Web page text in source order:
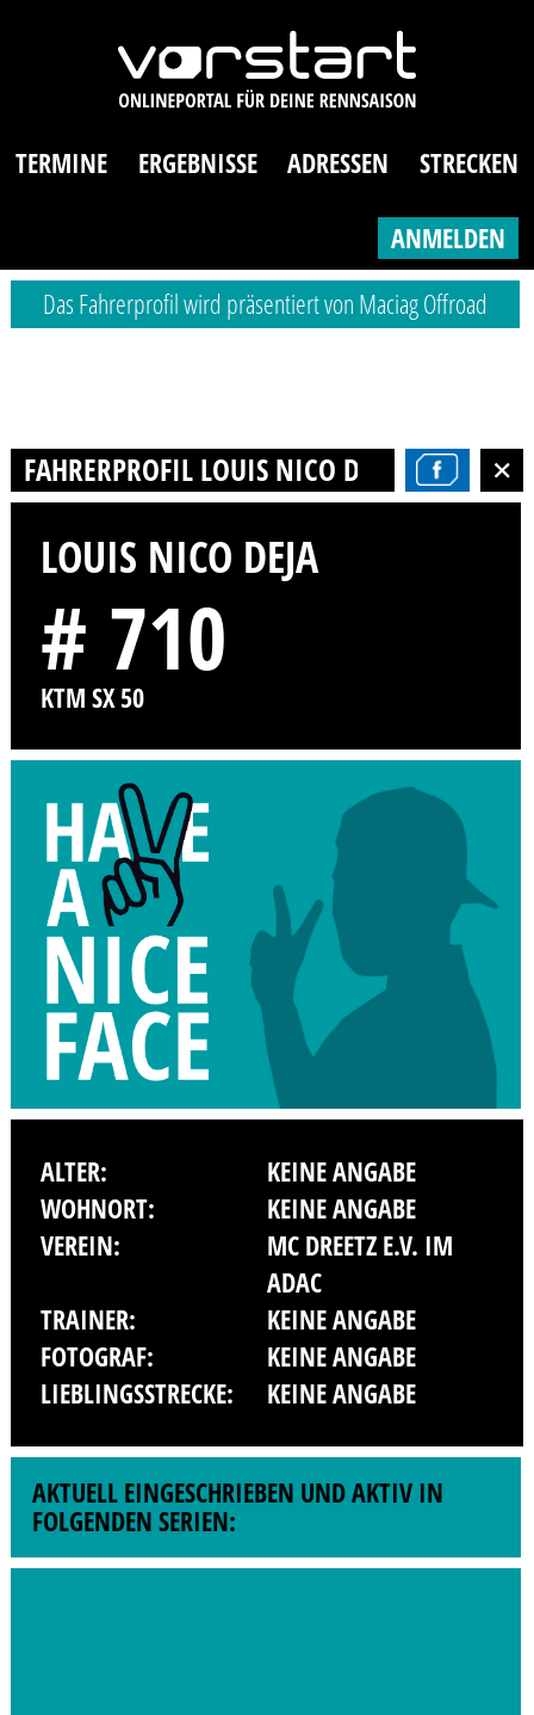
TERMINE ERGEBNISSE ADRESSEN STRECKEN
ANMELDEN
Das Fahrerprofil wird präsentiert von Maciag Offroad
FAHRERPROFIL LOUIS NICO DEJA
LOUIS NICO DEJA
# 710
KTM SX 50
ALTER:
KEINE ANGABE
WOHNORT:
KEINE ANGABE
VEREIN:
MC DREETZ E.V. IM
ADAC
TRAINER:
KEINE ANGABE
FOTOGRAF:
KEINE ANGABE
LIEBLINGSSTRECKE:
KEINE ANGABE
AKTUELL EINGESCHRIEBEN UND AKTIV IN
FOLGENDEN SERIEN: